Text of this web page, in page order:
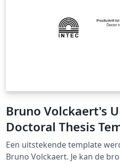
Bruno Volckaert's
Doctoral Thesis
Een uitstekende template
Bruno Volckaert. Je kan de